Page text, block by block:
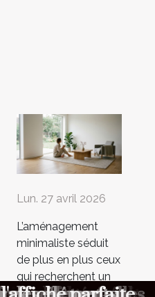
Lun. 27 avril 2026
L’aménagement
minimaliste séduit
de plus en plus ceux
qui recherchent un
intérieur épuré et